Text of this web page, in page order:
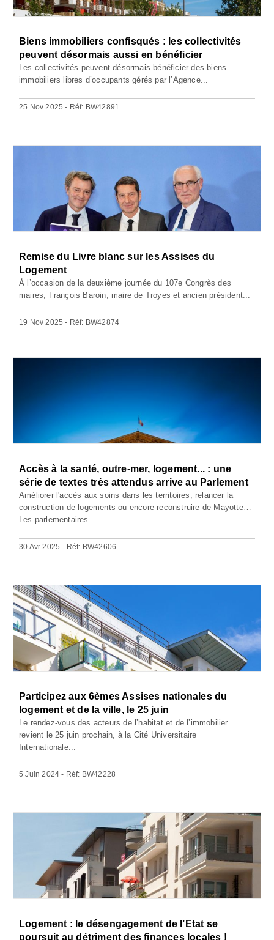
Biens immobiliers confisqués : les collectivités
peuvent désormais aussi en bénéficier
Les collectivités peuvent désormais bénéficier des biens
immobiliers libres d’occupants gérés par l’Agence...
25 Nov 2025 - Réf: BW42891
Remise du Livre blanc sur les Assises du
Logement
À l’occasion de la deuxième journée du 107e Congrès des
maires, François Baroin, maire de Troyes et ancien président...
19 Nov 2025 - Réf: BW42874
Accès à la santé, outre-mer, logement... : une
série de textes très attendus arrive au Parlement
Améliorer l'accès aux soins dans les territoires, relancer la
construction de logements ou encore reconstruire de Mayotte…
Les parlementaires...
30 Avr 2025 - Réf: BW42606
Participez aux 6èmes Assises nationales du
logement et de la ville, le 25 juin
Le rendez-vous des acteurs de l’habitat et de l’immobilier
revient le 25 juin prochain, à la Cité Universitaire
Internationale...
5 Juin 2024 - Réf: BW42228
Logement : le désengagement de l’Etat se
poursuit au détriment des finances locales !